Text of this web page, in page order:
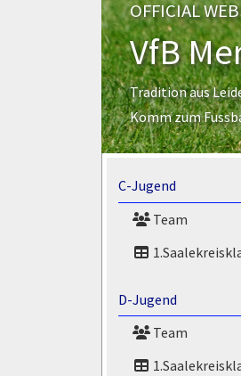
OFFICIAL
VfB
Tradition aus
Komm zum
C-Jugend
Team
D-Jugend
Team